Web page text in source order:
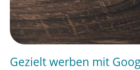
Gezielt werben mit